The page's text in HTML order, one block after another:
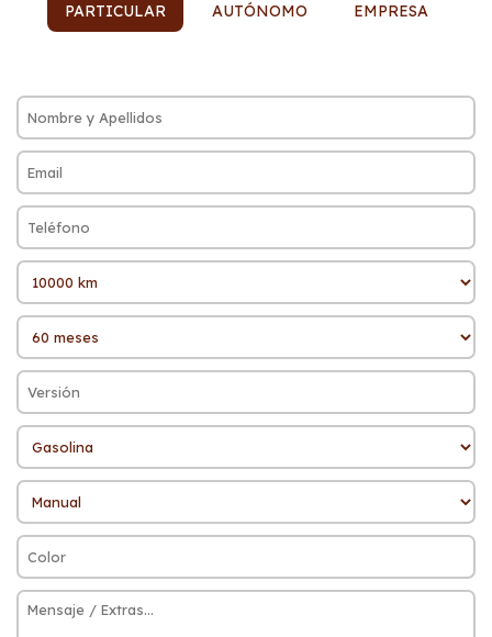
PARTICULAR AUTÓNOMO EMPRESA